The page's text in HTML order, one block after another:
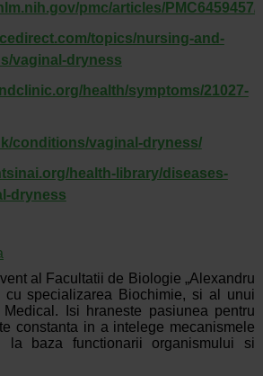
pmc/articles/PMC6459457/
topics/nursing-and-
vaginal-dryness
health/symptoms/21027-
conditions/vaginal-dryness/
health-library/diseases-
dryness
al Facultatii de Biologie „Alexandru
cu specializarea Biochimie, si al unui
Isi hraneste pasiunea pentru
constanta in a intelege mecanismele
la baza functionarii organismului si